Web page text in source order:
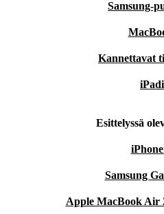
Samsung-
Kannettavat
Esittelyssä
Samsung
Apple MacBook Air